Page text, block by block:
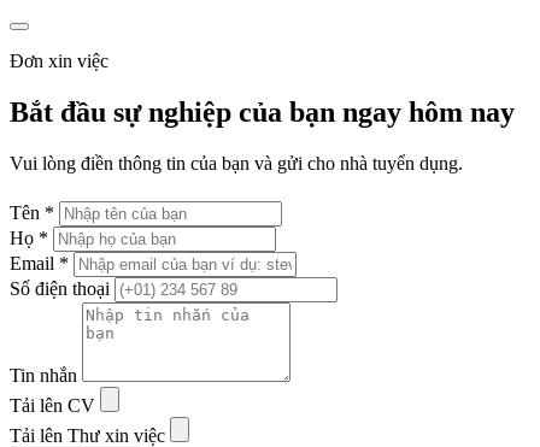
Đơn xin việc
Bắt đầu sự nghiệp của bạn ngay hôm nay
Vui lòng điền thông tin của bạn và gửi cho nhà tuyển dụng.
Tên *
Họ *
Email *
Số điện thoại
Tin nhắn
Tải lên CV
Tải lên Thư xin việc